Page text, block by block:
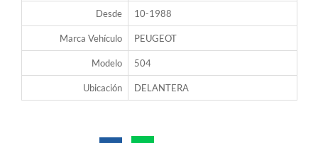
Desde 10-1988
Marca Vehículo PEUGEOT
Modelo 504
Ubicación DELANTERA